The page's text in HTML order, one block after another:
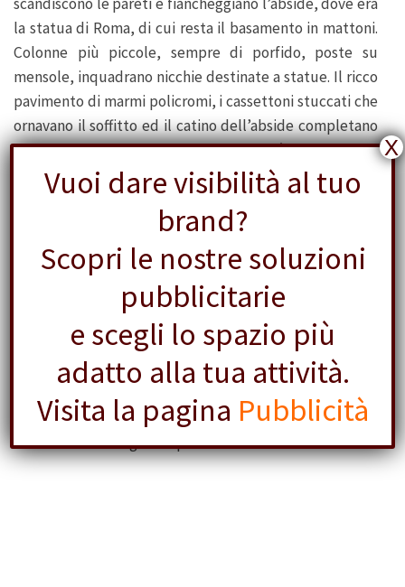
la statua di Roma, di cui resta il basamento in mattoni.
Colonne più piccole, sempre di porfido, poste su
mensole, inquadrano nicchie destinate a statue. Il ricco
pavimento di marmi policromi, i cassettoni stuccati che
ornavano il soffitto ed il catino dell’abside completano
lo splendido insieme. Peggio conservata è senza dubbio
l’altra cella, quella di Venere, rivolta verso il Colosseo
Del colonnato che cingeva su quattro lati l’edificio non
resta praticamente traccia. Si trattava in origine di dieci
colonne sui lati corti, seguite da altre quattro fra le
ante dei pronai, e di venti sui lati lunghi. Il Tempio di
Venere e Roma, le cui dimensioni ne fanno di gran lunga
il più grande santuario di Roma antica, sorgeva su uno
stilobate a gradini ed un doppio portico a giorno con 44
colonne di granito grigio recingeva l’area sacra:
possiamo osservare alcune delle colonne ancora
superstiti che sono state rialzate e ricollocate su
entrambi i lati lunghi del podio.
Vuoi dare visibilità al tuo
brand?
Scopri le nostre soluzioni
pubblicitarie
e scegli lo spazio più
adatto alla tua attività.
Visita la pagina Pubblicità
X